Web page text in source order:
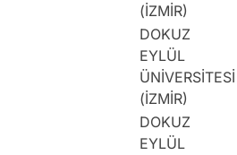
(İZMİR)
DOKUZ
EYLÜL
ÜNİVERSİTESİ
(İZMİR)
DOKUZ
EYLÜL